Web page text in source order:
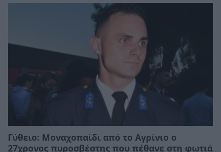
Γύθειο: Μοναχοπαίδι από το Αγρίνιο ο
27χρονος πυροσβέστης που πέθανε στη φωτιά